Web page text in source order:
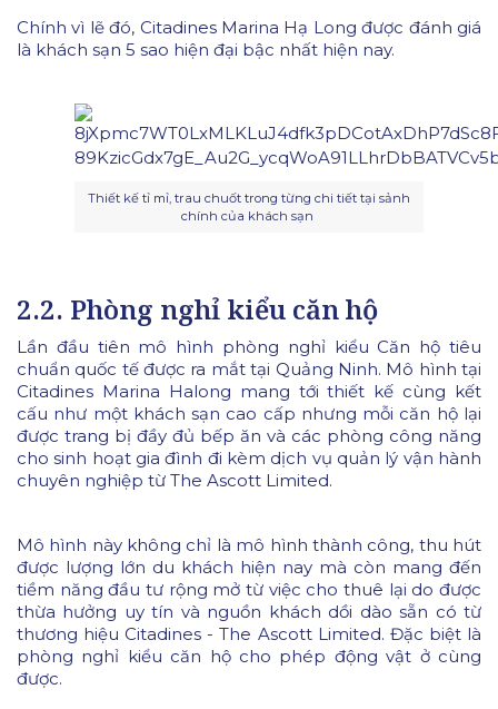
Chính vì lẽ đó, Citadines Marina Hạ Long được đánh giá
là khách sạn 5 sao hiện đại bậc nhất hiện nay.
Thiết kế tỉ mỉ, trau chuốt trong từng chi tiết tại sảnh
chính của khách sạn
2.2. Phòng nghỉ kiểu căn hộ
Lần đầu tiên mô hình phòng nghỉ kiểu Căn hộ tiêu
chuẩn quốc tế được ra mắt tại Quảng Ninh. Mô hình tại
Citadines Marina Halong mang tới thiết kế cùng kết
cấu như một khách sạn cao cấp nhưng mỗi căn hộ lại
được trang bị đầy đủ bếp ăn và các phòng công năng
cho sinh hoạt gia đình đi kèm dịch vụ quản lý vận hành
chuyên nghiệp từ The Ascott Limited.
Mô hình này không chỉ là mô hình thành công, thu hút
được lượng lớn du khách hiện nay mà còn mang đến
tiềm năng đầu tư rộng mở từ việc cho thuê lại do được
thừa hưởng uy tín và nguồn khách dồi dào sẵn có từ
thương hiệu Citadines - The Ascott Limited. Đặc biệt là
phòng nghỉ kiểu căn hộ cho phép động vật ở cùng
được.